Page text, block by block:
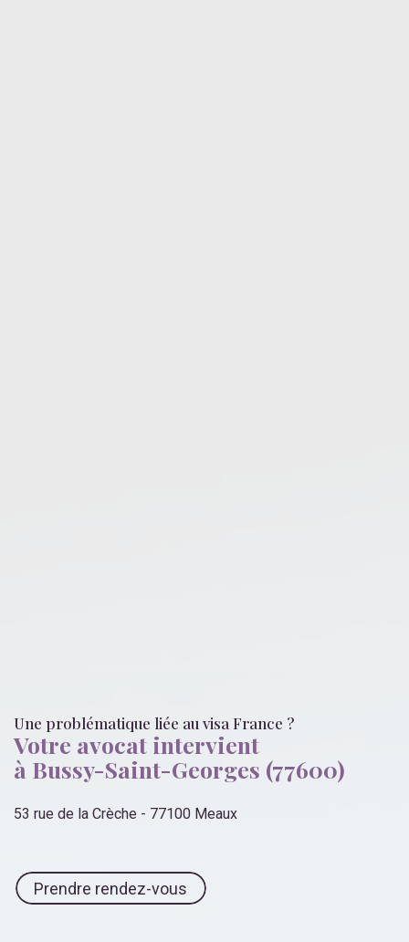
Une problématique liée au visa France ?
Votre avocat intervient
à Bussy-Saint-Georges (77600)
53 rue de la Crèche - 77100 Meaux
Prendre rendez-vous